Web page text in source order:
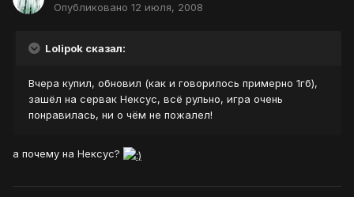
Опубликовано 12 июля, 2008
Lolipok сказал:
Вчера купил, обновил (как и говорилось примерно 1гб),
зашёл на сервак Нексус, всё рульно, игра очень
понравилась, ни о чём не пожалел!
а почему на Нексус?